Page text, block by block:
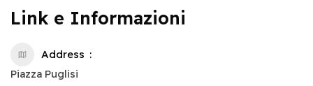
Link e Informazioni
Address
Piazza Puglisi